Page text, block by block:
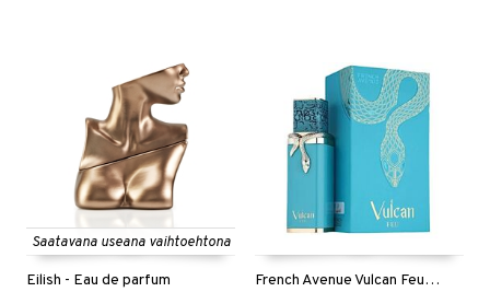
Saatavana useana vaihtoehtona
Eilish - Eau de parfum French Avenue Vulcan Feu - Eau de parfum